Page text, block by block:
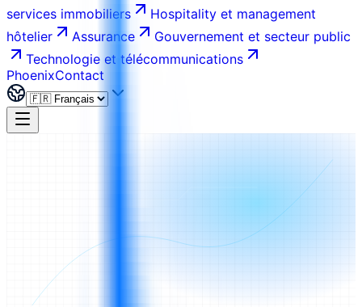
services immobiliers
Hospitality et management
hôtelier
Assurance
Gouvernement et secteur public
Technologie et télécommunications
PhoenixContact